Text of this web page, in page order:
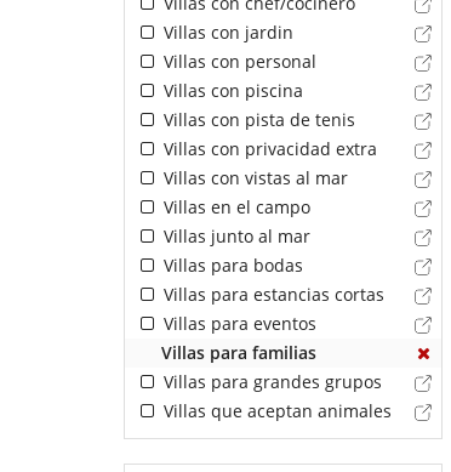
Villas con jardin
Villas con personal
Villas con piscina
Villas con pista de tenis
Villas con privacidad extra
Villas con vistas al mar
Villas en el campo
Villas junto al mar
Villas para bodas
Villas para estancias cortas
Villas para eventos
Villas para familias
Villas para grandes grupos
Villas que aceptan animales